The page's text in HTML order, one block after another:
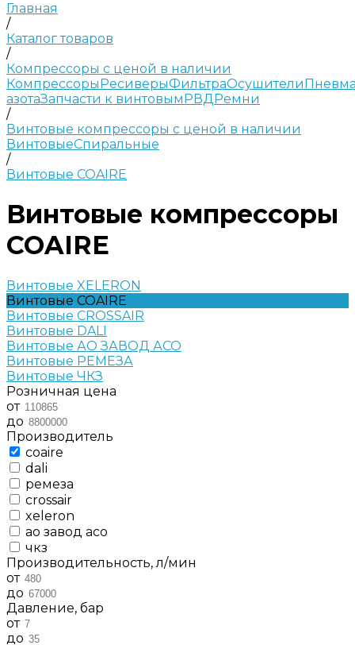
Главная
/
Каталог товаров
/
Компрессоры с ценой в наличии
КомпрессорыРесиверыФильтраОсушители
азотаЗапчасти к винтовымРВДРемни
/
Винтовые компрессоры с ценой в наличии
ВинтовыеСпиральные
/
Винтовые COAIRE
Винтовые компрессоры
COAIRE
Винтовые XELERON
Винтовые COAIRE
Винтовые CROSSAIR
Винтовые DALI
Винтовые АО ЗАВОД АСО
Винтовые РЕМЕЗА
Винтовые ЧКЗ
Розничная цена
от
до
Производитель
coaire
dali
ремеза
crossair
xeleron
ао завод асо
чкз
Производительность, л/мин
от
до
Давление, бар
от
до